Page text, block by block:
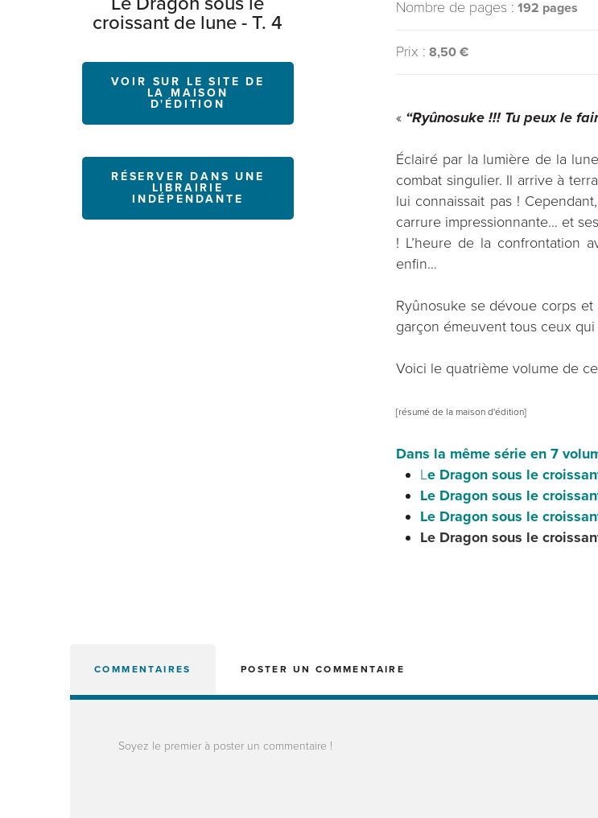
croissant de lune - T. 4
VOIR SUR LE SITE DE
LA MAISON
D'ÉDITION
RÉSERVER DANS UNE
LIBRAIRIE
INDÉPENDANTE
Nombre de pages : 192 pages
Prix : 8,50 €
« “Ryûnosuke !!! Tu peux le
Éclairé par la lumière de la
combat singulier. Il arrive à
lui connaissait pas !
carrure impressionnante… et
! L’heure de la confrontation
enfin…
Ryûnosuke se dévoue corps
garçon émeuvent tous ceux
Voici le quatrième volume de
[résumé de la maison d'édition]
Dans la même série en 7
Le Dragon sous le
Le Dragon sous le
Le Dragon sous le
Le Dragon sous le
COMMENTAIRES POSTER UN COMMENTAIRE
Soyez le premier à poster un commentaire !